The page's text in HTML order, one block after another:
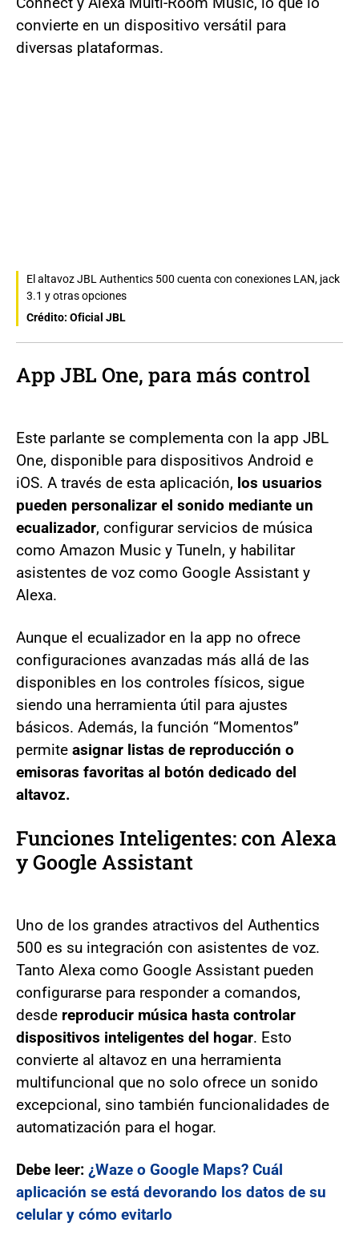
convierte en un dispositivo versátil para
diversas plataformas.
El altavoz JBL Authentics 500 cuenta con conexiones LAN, jack
3.1 y otras opciones
Crédito: Oficial JBL
App JBL One, para más control
Este parlante se complementa con la app JBL
One, disponible para dispositivos Android e
iOS. A través de esta aplicación, los usuarios
pueden personalizar el sonido mediante un
ecualizador, configurar servicios de música
como Amazon Music y TuneIn, y habilitar
asistentes de voz como Google Assistant y
Alexa.
Aunque el ecualizador en la app no ofrece
configuraciones avanzadas más allá de las
disponibles en los controles físicos, sigue
siendo una herramienta útil para ajustes
básicos. Además, la función “Momentos”
permite asignar listas de reproducción o
emisoras favoritas al botón dedicado del
altavoz.
Funciones Inteligentes: con Alexa
y Google Assistant
Uno de los grandes atractivos del Authentics
500 es su integración con asistentes de voz.
Tanto Alexa como Google Assistant pueden
configurarse para responder a comandos,
desde reproducir música hasta controlar
dispositivos inteligentes del hogar. Esto
convierte al altavoz en una herramienta
multifuncional que no solo ofrece un sonido
excepcional, sino también funcionalidades de
automatización para el hogar.
Debe leer: ¿Waze o Google Maps? Cuál
aplicación se está devorando los datos de su
celular y cómo evitarlo